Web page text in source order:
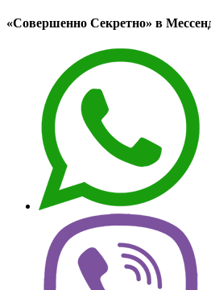
«Совершенно Секретно» в